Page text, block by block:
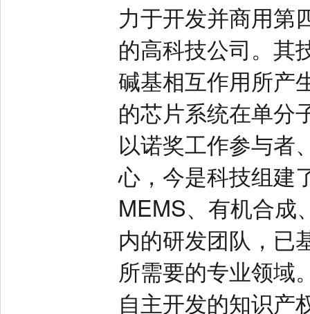
力于开发并商用第
的高科技公司。其
碱基相互作用所产
的芯片系统在单分
以诺奖工作参与者
心，今是科技组建
MEMS、有机合成
内的研发团队，已
所需要的专业领域
自主开发的知识产